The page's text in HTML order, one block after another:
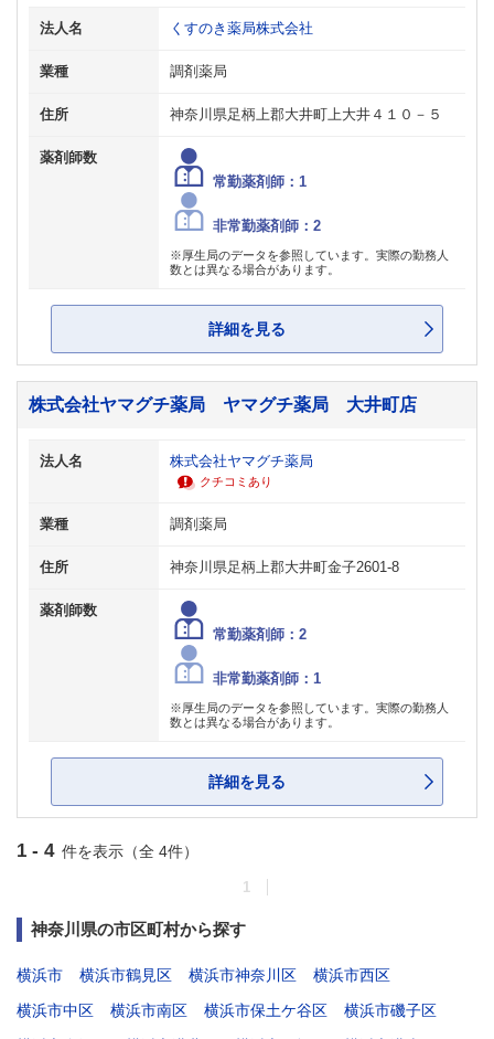
法人名 くすのき薬局株式会社
業種 調剤薬局
住所 神奈川県足柄上郡大井町上大井４１０－５
薬剤師数
常勤薬剤師：1
非常勤薬剤師：2
※厚生局のデータを参照しています。実際の勤務人
数とは異なる場合があります。
詳細を見る
株式会社ヤマグチ薬局 ヤマグチ薬局 大井町店
法人名 株式会社ヤマグチ薬局
クチコミあり
業種 調剤薬局
住所 神奈川県足柄上郡大井町金子2601-8
薬剤師数
常勤薬剤師：2
非常勤薬剤師：1
※厚生局のデータを参照しています。実際の勤務人
数とは異なる場合があります。
詳細を見る
1 - 4 件を表示（全 4件）
1
神奈川県の市区町村から探す
横浜市 横浜市鶴見区 横浜市神奈川区
横浜市西区
横浜市中区
横浜市南区 横浜市保土ケ谷区
横浜市磯子区